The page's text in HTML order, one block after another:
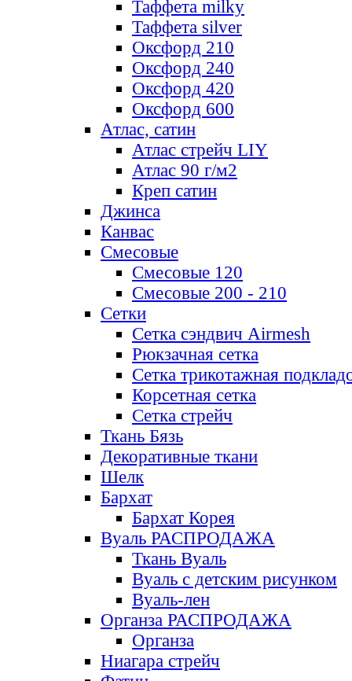
Таффета milky
Таффета silver
Оксфорд 210
Оксфорд 240
Оксфорд 420
Оксфорд 600
Атлас, сатин
Атлас стрейч LIY
Атлас 90 г/м2
Креп сатин
Джинса
Канвас
Смесовые
Смесовые 120
Смесовые 200 - 210
Сетки
Сетка сэндвич Airmesh
Рюкзачная сетка
Сетка трикотажная
Корсетная сетка
Сетка стрейч
Ткань Бязь
Декоративные ткани
Шелк
Бархат
Бархат Корея
Вуаль РАСПРОДАЖА
Ткань Вуаль
Вуаль с детским рисунком
Вуаль-лен
Органза РАСПРОДАЖА
Органза
Ниагара стрейч